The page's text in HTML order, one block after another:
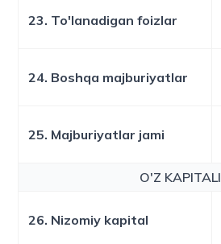
23. To'lanadigan foizlar
24. Boshqa majburiyatlar
25. Majburiyatlar jami
O'Z KAPITALI
26. Nizomiy kapital